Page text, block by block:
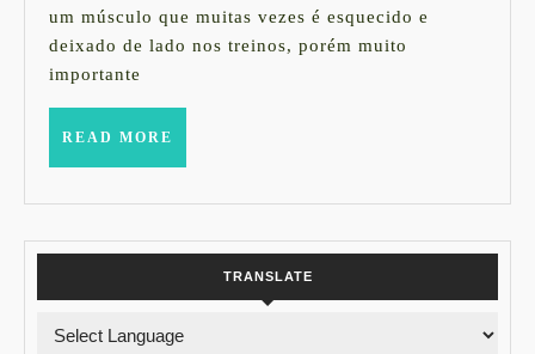
um músculo que muitas vezes é esquecido e
deixado de lado nos treinos, porém muito
importante
READ MORE
TRANSLATE